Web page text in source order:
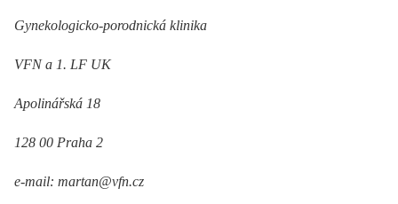
Gynekologicko-porodnická klinika
VFN a 1. LF UK
Apolinářská 18
128 00 Praha 2
e-mail: martan@vfn.cz